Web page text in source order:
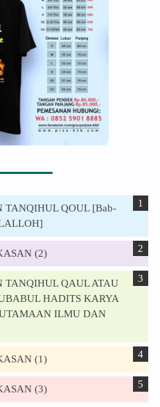
QOUL [Bab-
(2)
TANQIHUL QAUL ATAU
HADITS KARYA
ILMU DAN
(1)
(3)